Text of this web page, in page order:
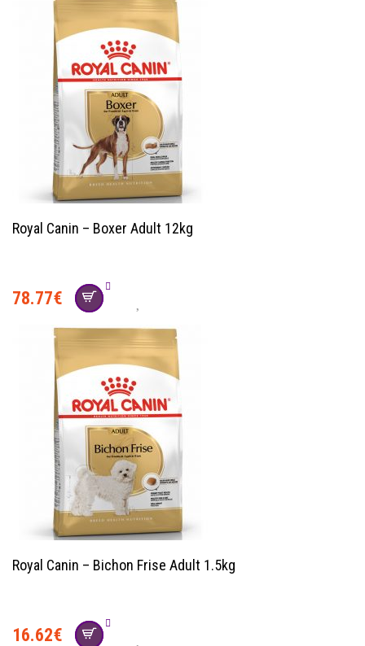
Royal Canin – Boxer Adult 12kg
78.77€
Royal Canin – Bichon Frise Adult 1.5kg
16.62€